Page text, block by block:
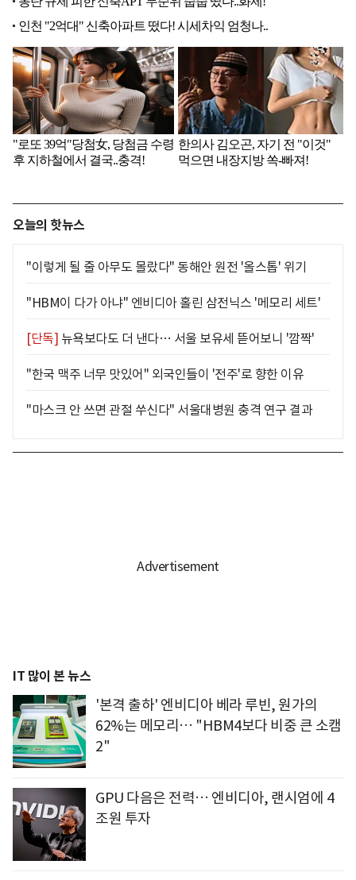
오늘의 핫뉴스
"이렇게 될 줄 아무도 몰랐다" 동해안 원전 '올스톱' 위기
"HBM이 다가 아냐" 엔비디아 홀린 삼전닉스 '메모리 세트'
[단독] 뉴욕보다도 더 낸다… 서울 보유세 뜯어보니 '깜짝'
"한국 맥주 너무 맛있어" 외국인들이 '전주'로 향한 이유
"마스크 안 쓰면 관절 쑤신다" 서울대병원 충격 연구 결과
IT 많이 본 뉴스
'본격 출하' 엔비디아 베라 루빈, 원가의
62%는 메모리… "HBM4보다 비중 큰 소캠
2"
GPU 다음은 전력… 엔비디아, 랜시엄에 4
조원 투자